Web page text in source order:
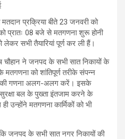
प्रक्रिया बीते 23 जनवरी को
प्रातः 08 बजे से मतगणना शुरू होनी
सभी तैयारियां पूर्ण कर ली हैं।
चौहान ने जनपद के सभी सात निकायों के
को शांतिपूर्ण तरीके संपन्न
की गणना अलग-अलग करें। इसके
बल के पुख्ता इंतजाम करने के
उन्होंने मतगणना कार्मिकों को भी
कि जनपद के सभी सात नगर निकायों की